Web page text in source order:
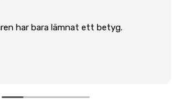
har bara lämnat ett betyg.